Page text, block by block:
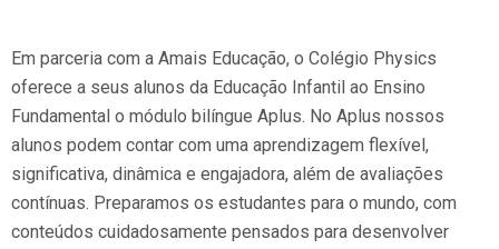
Em parceria com a Amais Educação, o Colégio Physics
oferece a seus alunos da Educação Infantil ao Ensino
Fundamental o módulo bilíngue Aplus. No Aplus nossos
alunos podem contar com uma aprendizagem flexível,
significativa, dinâmica e engajadora, além de avaliações
contínuas. Preparamos os estudantes para o mundo, com
conteúdos cuidadosamente pensados para desenvolver